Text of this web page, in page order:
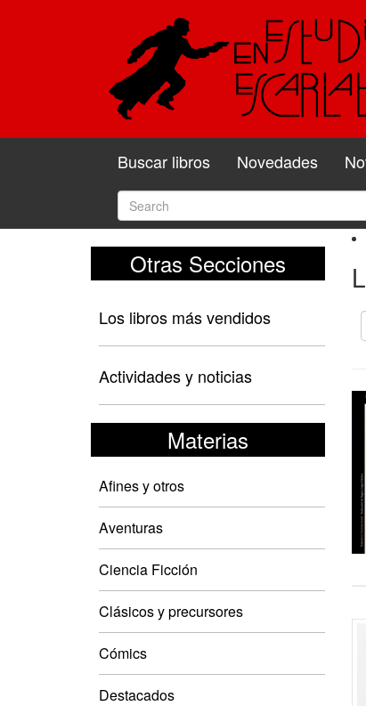
Buscar libros Novedades
Otras Secciones
Los libros más vendidos
Actividades y noticias
Materias
Afines y otros
Aventuras
Ciencia Ficción
Clásicos y precursores
Cómics
Destacados